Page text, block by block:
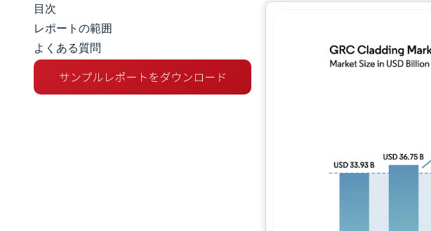
市場規模とシェア
市場分析
トレンドとインサイト
目次
レポートの範囲
よくある質問